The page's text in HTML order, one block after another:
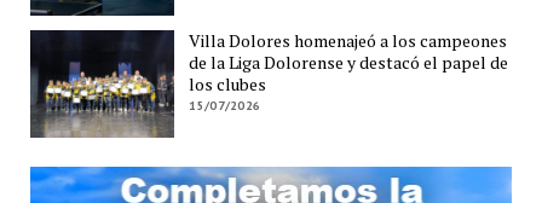
Villa Dolores homenajeó a los campeones
de la Liga Dolorense y destacó el papel de
los clubes
15/07/2026